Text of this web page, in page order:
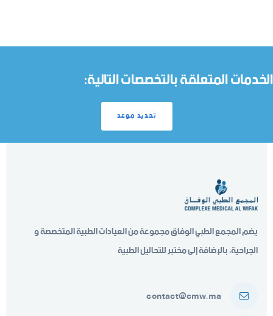
الخدمات المتعلقة بالتخصصات التالية:
تحديد موعد
يضم المجمع الطبي الوفاق مجموعة من العيادات الطبية المتخصصة و
الجراحية، بالإضافة إلى مختبر للتحاليل الطبية
contact@cmw.ma